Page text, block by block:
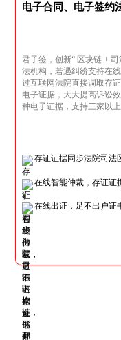
电子合同、电子签约
君子签，创新“ 区块链 +
法机构，若遇纠纷支持在
过互联网法院直接调取存
电子证据，大大提高诉讼
种电子证据，支持三家以
存证证据同步法院司法
在线智能仲裁，存证证
在线出证，足不出户证